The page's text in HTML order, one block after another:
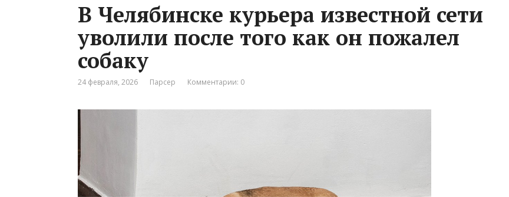
В Челябинске курьера известной сети
уволили после того как он пожалел
собаку
24 февраля, 2026 Парсер Комментарии: 0